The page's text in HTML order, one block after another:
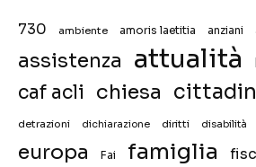
730 ambiente amoris laetitia anziani
assistenza attualità
caf acli chiesa
detrazioni dichiarazione diritti disabilità
europa Fai famiglia